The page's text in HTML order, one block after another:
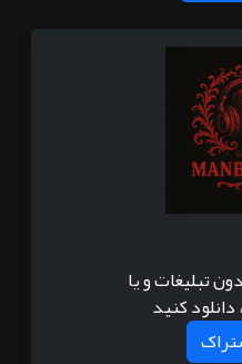
تبلیغات و یا
دانلود کنید